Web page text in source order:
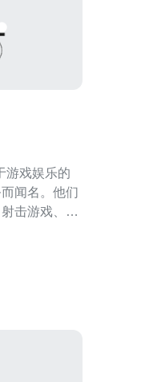
闻名。他们
击游戏、策
好选择。其